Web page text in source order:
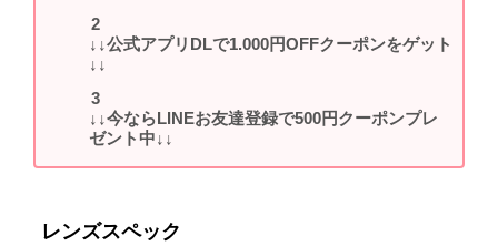
↓↓公式アプリDLで1.000円OFFクーポンをゲット
↓↓
↓↓今ならLINEお友達登録で500円クーポンプレ
ゼント中↓↓
レンズスペック